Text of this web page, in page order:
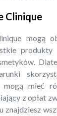
Clinique
mogą
mogą mieć
z opłat
znajdziesz